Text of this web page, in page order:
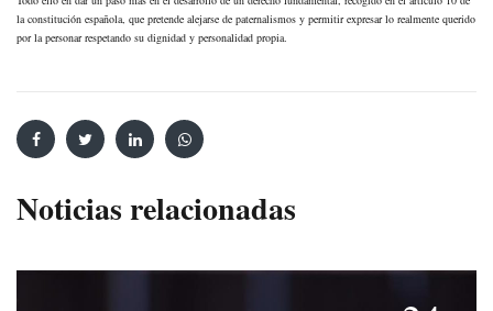
la constitución española, que pretende alejarse de paternalismos y permitir expresar lo realmente querido
por la personar respetando su dignidad y personalidad propia.
Noticias relacionadas